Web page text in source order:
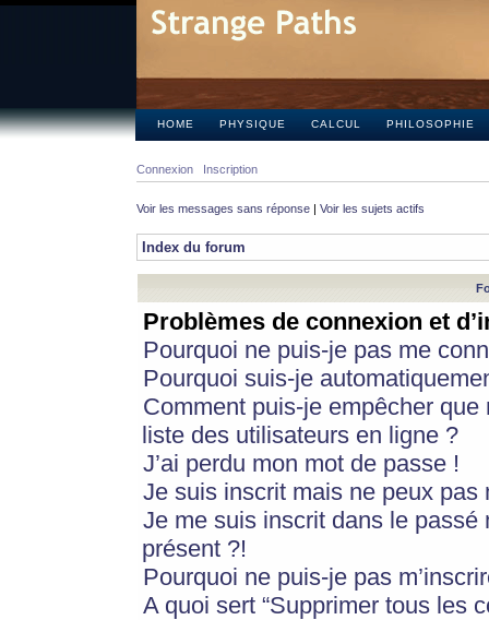
HOME PHYSIQUE CALCUL PHILOSOPHIE
Connexion Inscription
Voir les messages sans réponse | Voir les sujets actifs
Index du forum
Problèmes de connexion et
Pourquoi ne puis-je pas me
Pourquoi suis-je
Comment puis-je empêcher
liste des utilisateurs en ligne ?
J’ai perdu mon mot de passe !
Je suis inscrit mais ne peux pas
Je me suis inscrit dans le
présent ?!
Pourquoi ne puis-je pas
A quoi sert “Supprimer tous les